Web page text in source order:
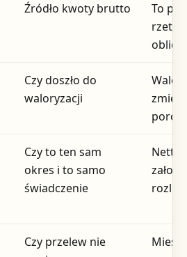
Źródło kwoty brutto
To
Czy doszło do
waloryzacji
Czy to ten sam
okres i to samo
świadczenie
Netto
Czy przelew nie